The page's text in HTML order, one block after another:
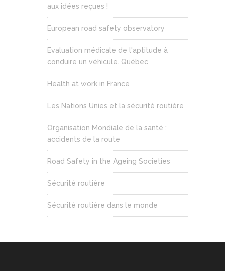
aux idées reçues !
European road safety observatory
Evaluation médicale de l'aptitude à
conduire un véhicule. Québec
Health at work in France
Les Nations Unies et la sécurité routière
Organisation Mondiale de la santé :
accidents de la route
Road Safety in the Ageing Societies
Sécurité routière
Sécurité routière dans le monde